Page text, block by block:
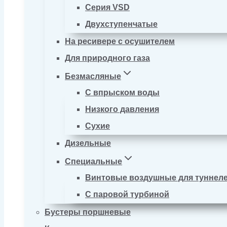
Серия VSD
Двухступенчатые
На ресивере с осушителем
Для природного газа
Безмасляные
С впрыском воды
Низкого давления
Сухие
Дизельные
Специальные
Винтовые воздушные для
С паровой турбиной
Бустеры поршневые